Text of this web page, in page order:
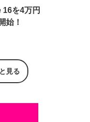
を4万円
始！
見る